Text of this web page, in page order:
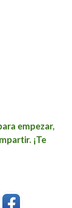
empezar,
¡Te